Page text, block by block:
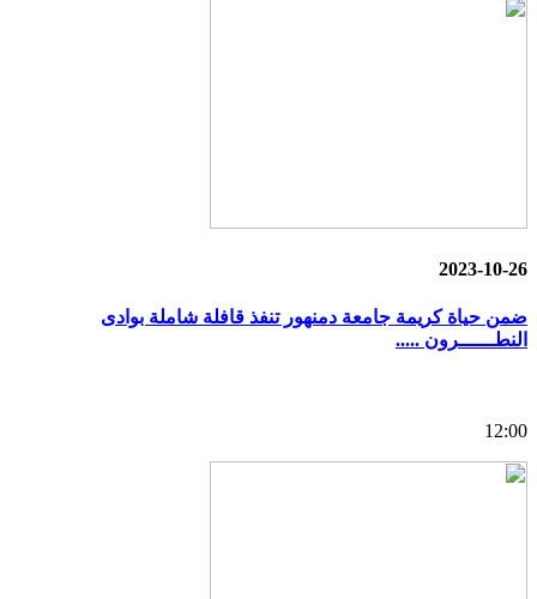
2023-10-26
ضمن حياة كريمة جامعة دمنهور تنفذ قافلة شاملة بوادى
النطــــــرون .....
12:00